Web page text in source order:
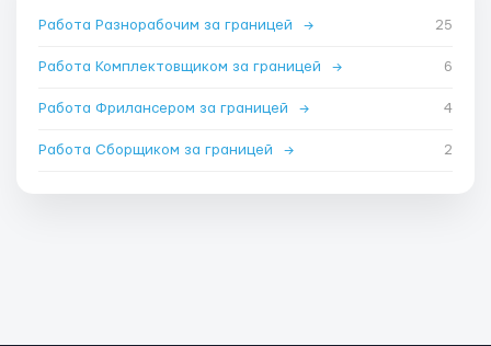
Работа Разнорабочим за границей → 25
Работа Комплектовщиком за границей → 6
Работа Фрилансером за границей → 4
Работа Сборщиком за границей → 2